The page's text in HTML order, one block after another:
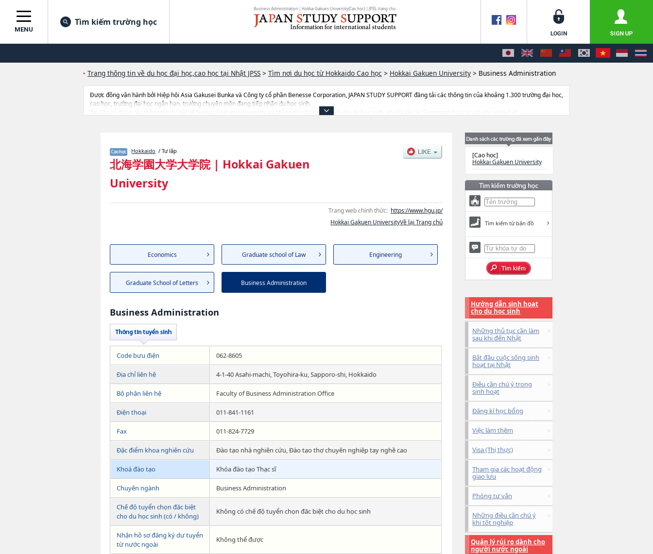
Business Administration | Hokkai Gakuen University(Cao học) | JPSS, trang chu...
MENU
Tìm kiếm trường học
Trang thông tin về du học đại học,cao học tại Nhật JPSS > Tìm nơi du học từ Hokkaido Cao học > Hokkai Gakuen University > Business Administration
Được đồng vận hành bởi Hiệp hội Asia Gakusei Bunka và Công ty cổ phần Benesse Corporation, JAPAN STUDY SUPPORT đăng tải các thông tin của khoảng 1.300 trường đại học,
cao học, trường đại học ngắn hạn, trường chuyên môn đang tiếp nhận du học sinh.
Tại đây có đăng các thông tin chi tiết về Hokkai Gakuen University, và thông tin cần thiết dành cho du học sinh, như là về các EconomicshoặcGraduate school of
Hokkaido / Tư lập
北海学園大学大学院| Hokkai Gakuen
University
Trang web chính thức: https://www.hgu.jp/
Hokkai Gakuen UniversityVề lại Trang chủ
Economics Graduate school of Law Engineering
Graduate School of Letters Business Administration
Business Administration
Code bưu điện 062-8605
Địa chỉ liên hệ 4-1-40 Asahi-machi, Toyohira-ku, Sapporo-shi, Hokkaido
Bộ phận liên hệ Faculty of Business Administration Office
Điện thoại 011-841-1161
Fax 011-824-7729
Đặc điểm khoa nghiên cứu Đào tạo nhà nghiên cứu, Đào tạo thợ chuyên nghiệp tay nghề cao
Khoá đào tạo Khóa đào tạo Thạc sĩ
Chuyên ngành Business Administration
Chế độ tuyển chọn đăc biệt
cho du học sinh (có / không)
Không có chế độ tuyển chọn đăc biệt cho du học sinh
Nhận hồ sơ đăng ký dự tuyển
từ nước ngoài
Không thể được
[Cao học]
Hokkai Gakuen University
Tìm kiếm từ bản đồ
Hướng dẫn sinh hoạt
cho du học sinh
Những thủ tục cần làm
sau khi đến Nhật
Bắt đầu cuộc sống sinh
hoạt tại Nhật
Điều cần chú ý trong
sinh hoạt
Đăng kí học bổng
Việc làm thêm
Visa (Thị thực)
Tham gia các hoạt động
giao lưu
Phòng tư vấn
Những điều cần chú ý
khi tốt nghiệp
Quản lý rủi ro dành cho
người nước ngoài